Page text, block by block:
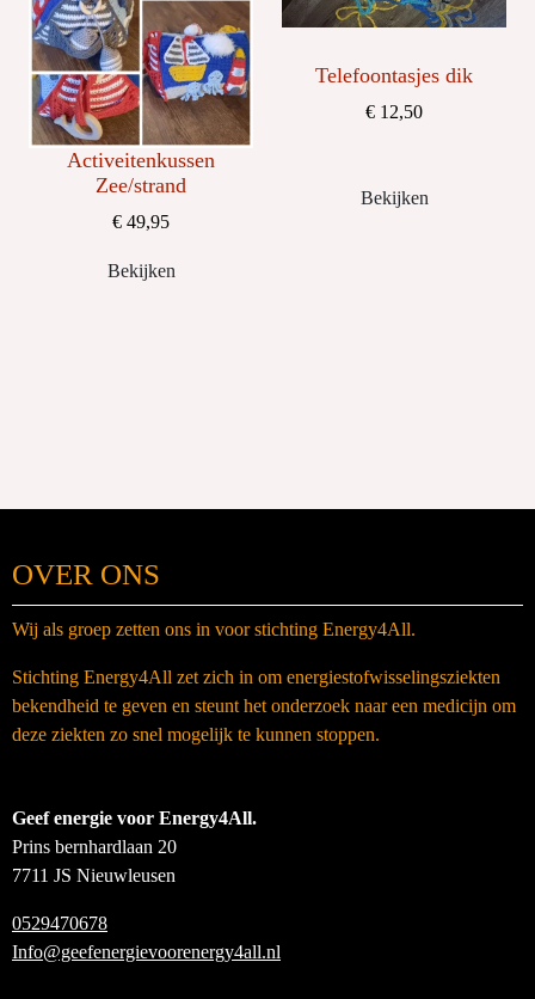
Activeitenkussen
Zee/strand
€ 49,95
Bekijken
Telefoontasjes dik
€ 12,50
Bekijken
OVER ONS
Wij als groep zetten ons in voor stichting Energy4All.
Stichting Energy4All zet zich in om energiestofwisselingsziekten
bekendheid te geven en steunt het onderzoek naar een medicijn om
deze ziekten zo snel mogelijk te kunnen stoppen.
Geef energie voor Energy4All.
Prins bernhardlaan 20
7711 JS Nieuwleusen
0529470678
Info@geefenergievoorenergy4all.nl